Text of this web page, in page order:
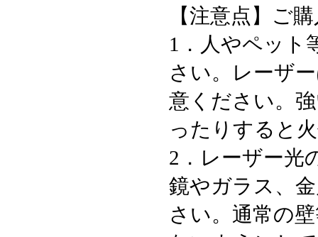
【注意点】ご
1．人やペット
さい。レーザ
意ください。
ったりすると
2．レーザー光
鏡やガラス、
さい。通常の